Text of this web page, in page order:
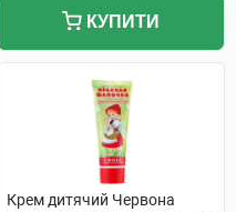
КУПИТИ
Крем дитячий Червона